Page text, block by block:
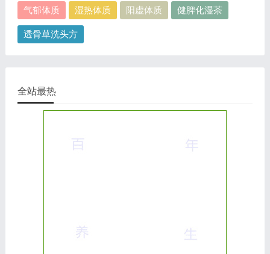
气郁体质 湿热体质 阳虚体质 健脾化湿茶
透骨草洗头方
全站最热